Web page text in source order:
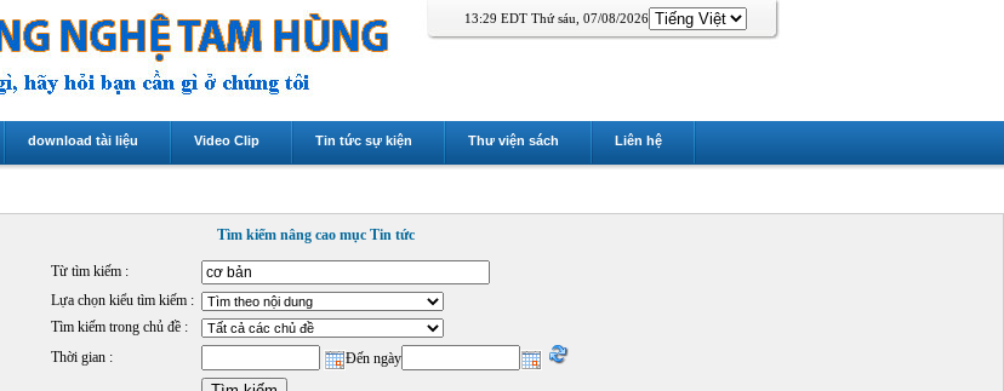
13:29 EDT Thứ sáu, 07/08/2026
download tài liệu Video Clip Tin tức sự kiện Thư viện sách Liên hệ
Tìm kiếm nâng cao mục Tin tức
Từ tìm kiếm :
Lựa chọn kiểu tìm kiếm :
Tìm kiếm trong chủ đề :
Thời gian :
Đến ngày